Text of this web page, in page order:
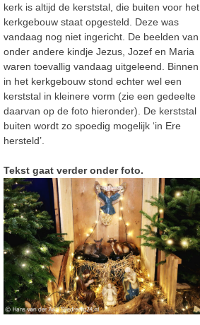
kerk is altijd de kerststal, die buiten voor het
kerkgebouw staat opgesteld. Deze was
vandaag nog niet ingericht. De beelden van
onder andere kindje Jezus, Jozef en Maria
waren toevallig vandaag uitgeleend. Binnen
in het kerkgebouw stond echter wel een
kerststal in kleinere vorm (zie een gedeelte
daarvan op de foto hieronder). De kerststal
buiten wordt zo spoedig mogelijk ‘in Ere
hersteld’.
Tekst gaat verder onder foto.